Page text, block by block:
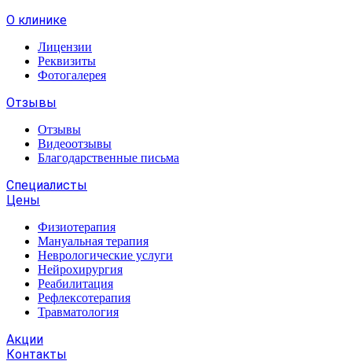
О клинике
Лицензии
Реквизиты
Фотогалерея
Отзывы
Отзывы
Видеоотзывы
Благодарственные письма
Специалисты
Цены
Физиотерапия
Мануальная терапия
Неврологические услуги
Нейрохирургия
Реабилитация
Рефлексотерапия
Травматология
Акции
Контакты